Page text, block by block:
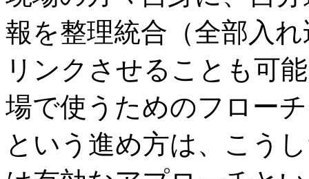
報を整理統合（全部入
リンクさせることも可
場で使うためのフロー
という進め方は、こう